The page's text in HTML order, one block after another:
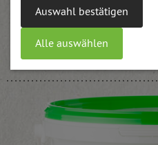
Auswahl bestätigen
Alle auswählen
Marillen